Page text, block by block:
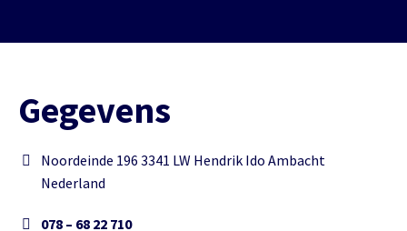
Gegevens
Noordeinde 196 3341 LW Hendrik Ido Ambacht
Nederland
078 – 68 22 710